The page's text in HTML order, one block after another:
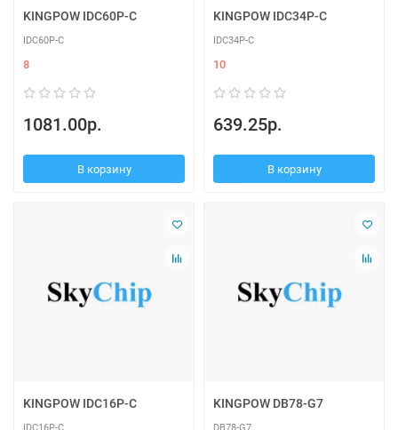
KINGPOW IDC60P-C
IDC60P-C
8
1081.00р.
В корзину
KINGPOW IDC34P-C
IDC34P-C
10
639.25р.
В корзину
KINGPOW IDC16P-C
IDC16P-C
KINGPOW DB78-G7
DB78-G7